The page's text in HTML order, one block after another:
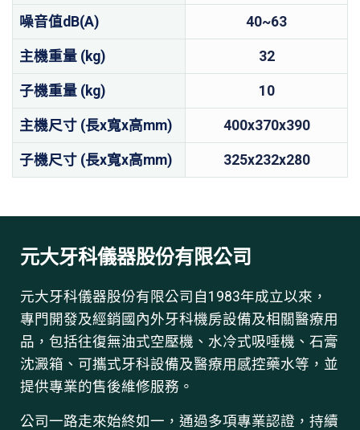
噪音值dB(A) 40~63
主機重量 (kg) 32
子機重量 (kg) 10
主機尺寸 (長x寬x高mm) 400x370x390
子機尺寸 (長x寬x高mm) 325x232x280
元大牙科儀器股份有限公司
元大牙科儀器股份有限公司自1983年成立以來，
專門開發及經銷國內外牙科機房設備及相關醫療用
品，包括往復無油式空壓機、水冷式吸唾機、石膏
沈澱箱、可攜式牙科設備及醫療用感控藥水等，並
提供專業的售後維修服務。
公司一路走來始終如一，通過多項專業認證，持續